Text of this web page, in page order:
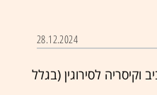
28.12.2024
אביב וקיסריה לסירוגין (בגלל